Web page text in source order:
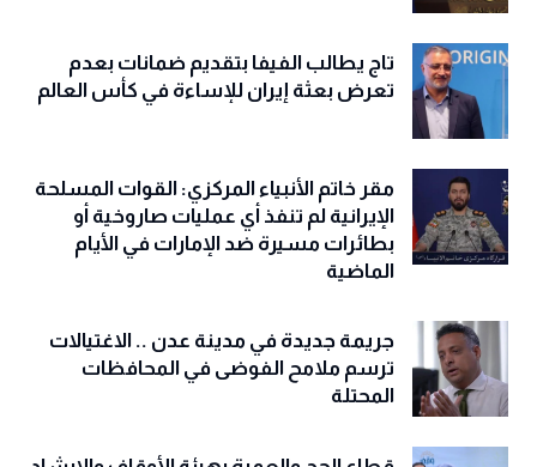
تاج يطالب الفيفا بتقديم ضمانات بعدم
تعرض بعثة إيران للإساءة في كأس العالم
مقر خاتم الأنبياء المركزي: القوات المسلحة
الإيرانية لم تنفذ أي عمليات صاروخية أو
بطائرات مسيرة ضد الإمارات في الأيام
الماضية
جريمة جديدة في مدينة عدن .. الاغتيالات
ترسم ملامح الفوضى في المحافظات
المحتلة